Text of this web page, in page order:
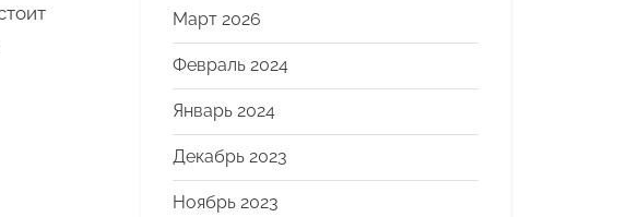
Март 2026
Февраль 2024
Январь 2024
Декабрь 2023
Ноябрь 2023